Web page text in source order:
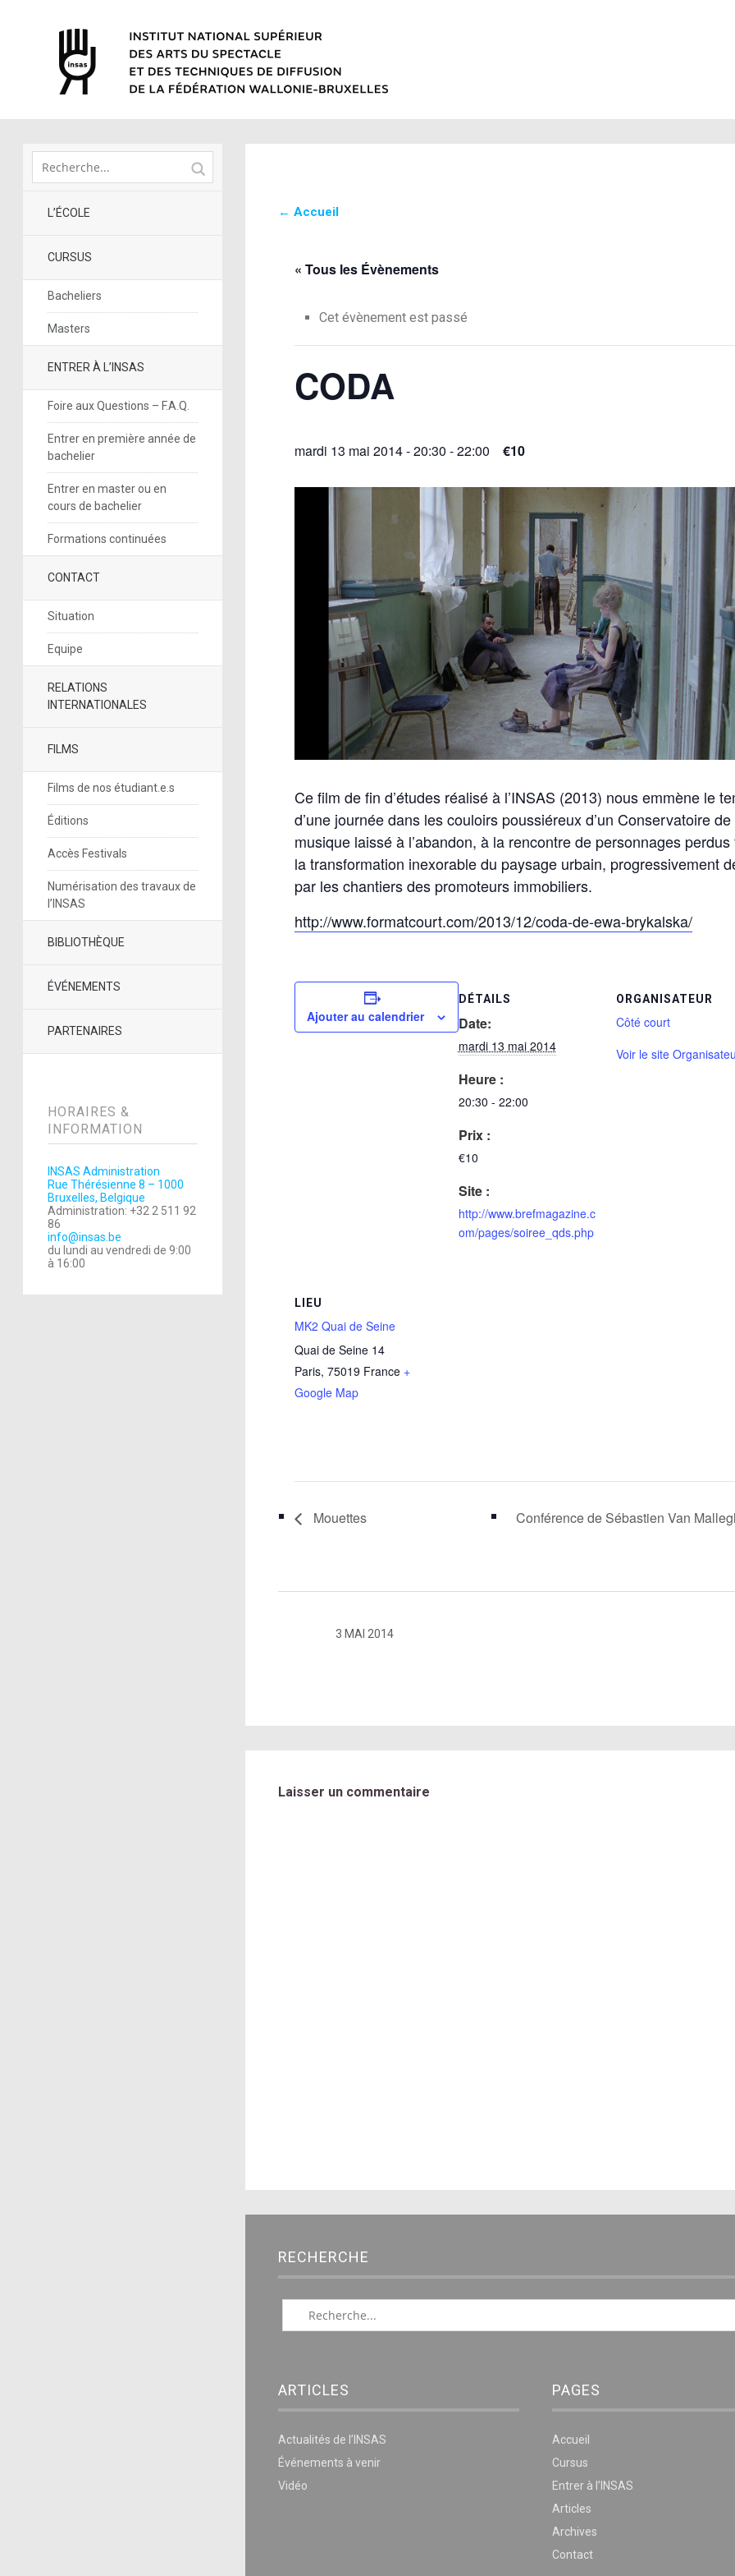
L’ÉCOLE
CURSUS
Bacheliers
Masters
ENTRER À L’INSAS
Foire aux Questions – F.A.Q.
Entrer en première année de
bachelier
Entrer en master ou en
cours de bachelier
Formations continuées
CONTACT
Situation
Equipe
RELATIONS
INTERNATIONALES
FILMS
Films de nos étudiant.e.s
Éditions
Accès Festivals
Numérisation des travaux de
l’INSAS
BIBLIOTHÈQUE
ÉVÉNEMENTS
PARTENAIRES
HORAIRES &
INFORMATION
INSAS Administration
Rue Thérésienne 8 – 1000
Bruxelles, Belgique
Administration: +32 2 511 92
86
info@insas.be
du lundi au vendredi de 9:00
à 16:00
← Accueil
« Tous les Évènements
Cet évènement est passé
CODA
mardi 13 mai 2014 - 20:30 -22:00 €10
Ce film de fin d’études réalisé à l’INSAS (2013) nous emmène le
d’une journée dans les couloirs poussiéreux d’un Conservatoire de
musique laissé à l’abandon, à la rencontre de personnages perdus
la transformation inexorable du paysage urbain, progressivement
par les chantiers des promoteurs immobiliers.
http://www.formatcourt.com/2013/12/coda-de-ewa-brykalska/
Ajouter au calendrier
DÉTAILS
Date:
mardi 13 mai 2014
Heure :
20:30 - 22:00
Prix :
€10
Site :
http://www.brefmagazine.c
om/pages/soiree_qds.php
ORGANISATEUR
Côté court
Voir le site
LIEU
MK2 Quai de Seine
Quai de Seine 14
Paris, 75019 France +
Google Map
Mouettes Conférence de Sébastien Van
3 MAI 2014
Laisser un commentaire
RECHERCHE
ARTICLES
Actualités de l’INSAS
Événements à venir
Vidéo
PAGES
Accueil
Cursus
Entrer à l’INSAS
Articles
Archives
Contact